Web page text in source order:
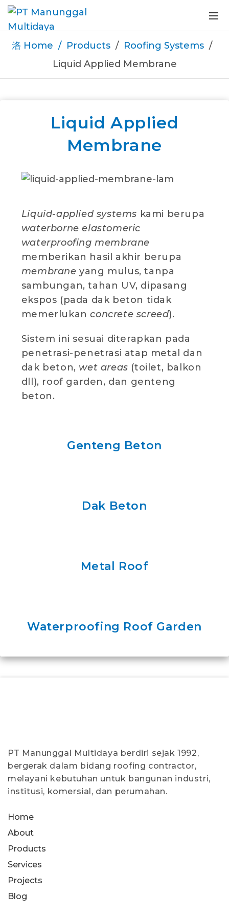
Home Products
Roofing Systems
Liquid Applied Membrane
Liquid Applied
Membrane
Liquid-applied systems kami berupa
waterborne elastomeric
waterproofing membrane
memberikan hasil akhir berupa
membrane yang mulus, tanpa
sambungan, tahan UV, dipasang
ekspos (pada dak beton tidak
memerlukanconcrete screed).
Sistem ini sesuai diterapkan pada
penetrasi-penetrasi atap metal dan
dak beton, wet areas (toilet, balkon
dll), roof garden, dan genteng
beton.
Genteng Beton
Dak Beton
Metal Roof
Waterproofing Roof Garden
PT Manunggal Multidaya berdiri sejak 1992,
bergerak dalam bidang roofing contractor,
melayani kebutuhan untuk bangunan industri,
institusi, komersial, dan perumahan.
Home
About
Products
Services
Projects
Blog